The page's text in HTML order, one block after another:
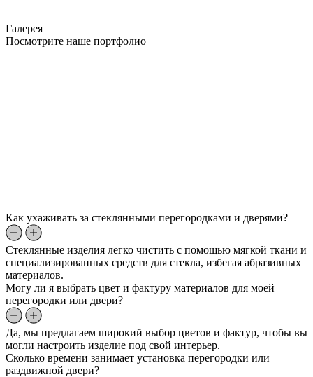
Галерея
Посмотрите наше портфолио
Как ухаживать за стеклянными перегородками и дверями?
Стеклянные изделия легко чистить с помощью мягкой ткани и
специализированных средств для стекла, избегая абразивных
материалов.
Могу ли я выбрать цвет и фактуру материалов для моей
перегородки или двери?
Да, мы предлагаем широкий выбор цветов и фактур, чтобы вы
могли настроить изделие под свой интерьер.
Сколько времени занимает установка перегородки или
раздвижной двери?